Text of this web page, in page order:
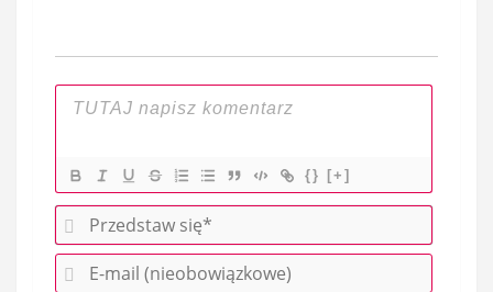
{} [+]
P
r
E